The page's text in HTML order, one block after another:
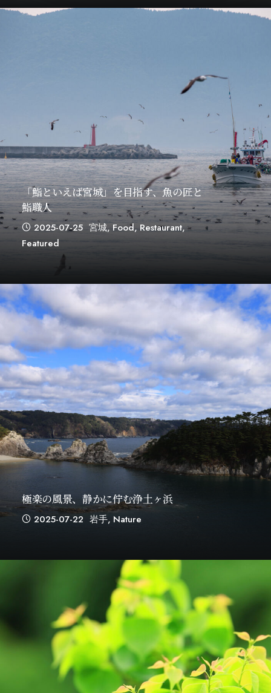
「鮨といえば宮城」を目指す、魚の匠と
鮨職人
2025-07-25 宮城,Food,Restaurant,
Featured
極楽の風景、静かに佇む浄土ヶ浜
2025-07-22 岩手, Nature